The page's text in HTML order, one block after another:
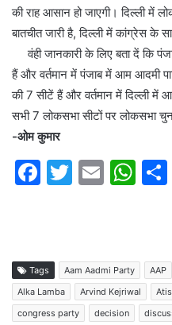
की राह आसान हो जाएगी। दिल्ली में
बातचीत जारी है, दिल्ली में कांग्रेस के
वंही जानकारी के लिए बता दें कि
हैं और वर्तमान में पंजाब में आम आदमी
की 7 सीटें हैं और वर्तमान में दिल्ली में
सभी 7 लोकसभा सीटों पर लोकसभा
-ओम कुमार
F
b
o
T
E
W
A
p
Tags Aam Aadmi Party AAP
Alka Lamba
Arvind Kejriwal
congress party
decision